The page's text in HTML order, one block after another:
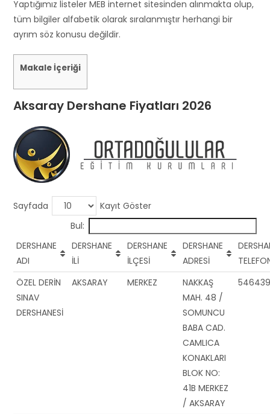
s
h
o
b
e
e
f
t
k
Yaptığımız listeler MEB internet sitesinden alınmakta olup,
tüm bilgiler alfabetik olarak sıralanmıştır herhangi bir
ayrım söz konusu değildir.
Makale İçeriği
Aksaray Dershane Fiyatları 2026
Sayfada
Kayıt Göster
Bul:
DERSHANE
ADI
DERSHANE
İLİ
DERSHANE
İLÇESİ
DERSHANE
ADRESİ
ÖZEL DERİN
SINAV
DERSHANESİ
AKSARAY MERKEZ
NAKKAŞ
MAH. 48 /
SOMUNCU
BABA CAD.
CAMLICA
KONAKLARI
BLOK NO:
41B MERKEZ
/ AKSARAY